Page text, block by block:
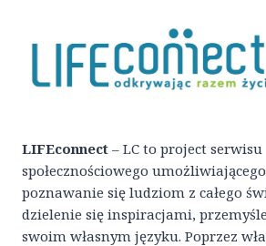
LIFEconnect – LC to project serwisu
społecznościowego umożliwiającego
poznawanie się ludziom z całego
dzielenie się inspiracjami,
swoim własnym języku. Poprzez